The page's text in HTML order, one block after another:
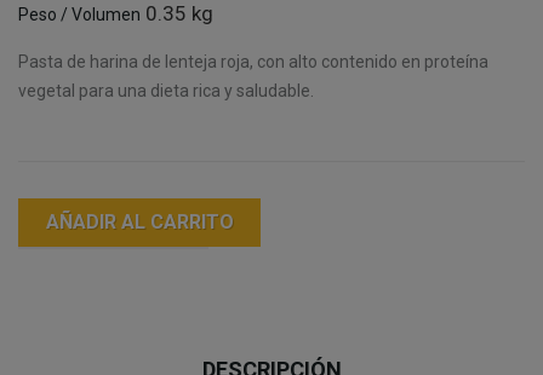
Peso / Volumen 0.35 kg
Pasta de harina de lenteja roja, con alto contenido en proteína
vegetal para una dieta rica y saludable.
AÑADIR AL CARRITO
DESCRIPCIÓN